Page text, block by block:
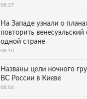
08:27
На Западе узнали о
повторить венесуэльский
одной стране
08:10
Названы цели ночного
ВС России в Киеве
08:06